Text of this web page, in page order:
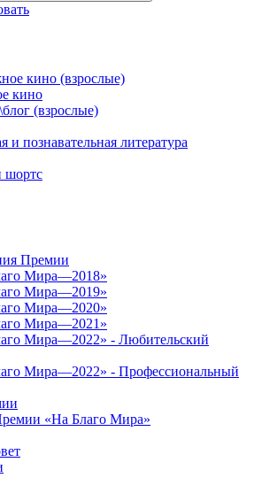
кино (взрослые)
кино
(взрослые)
и познавательная литература
шортс
Премии
Мира—2018»
Мира—2019»
Мира—2020»
Мира—2021»
Мира—2022» - Любительский
Мира—2022» - Профессиональный
«На Благо Мира»